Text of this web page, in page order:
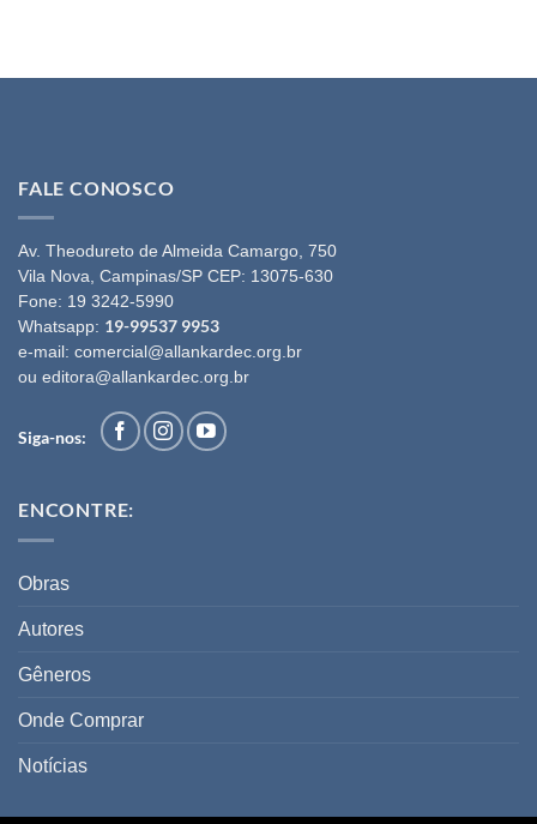
FALE CONOSCO
Av. Theodureto de Almeida Camargo, 750
Vila Nova, Campinas/SP CEP: 13075-630
Fone: 19 3242-5990
Whatsapp: 19-99537 9953
e-mail: comercial@allankardec.org.br
ou editora@allankardec.org.br
Siga-nos:
ENCONTRE:
Obras
Autores
Gêneros
Onde Comprar
Notícias